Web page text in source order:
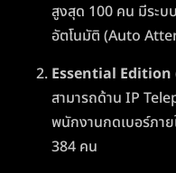
สูงสุด 100 คน มีระบ
อัตโนมัติ (Auto
Essential Edition
สามารถด้าน IP
พนักงานกดเบอร์ภา
384 คน